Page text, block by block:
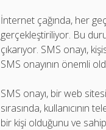
İnternet çağında, her
gerçekleştiriliyor. Bu
çıkarıyor. SMS onayı,
SMS onayının önemli
SMS onayı, bir web
sırasında, kullanıcının
bir kişi olduğunu ve